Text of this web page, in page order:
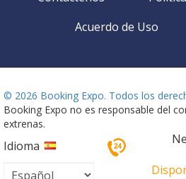
Acuerdo de Uso
© 2026 Booking Expo. Todos los
Booking Expo no es responsable del
extrenas.
Idioma